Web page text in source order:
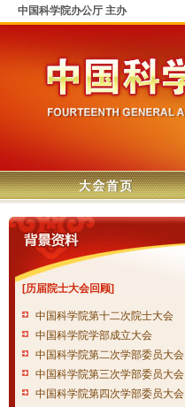
中国科学院办公厅 主办
[历届院士大会回顾]
中国科学院第十二次院士大会
中国科学院学部成立大会
中国科学院第二次学部委员大会
中国科学院第三次学部委员大会
中国科学院第四次学部委员大会